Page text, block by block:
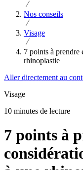
Nos conseils
Visage
7 points à prendre
rhinoplastie
Aller directement au
Visage
10 minutes de lecture
7 points à